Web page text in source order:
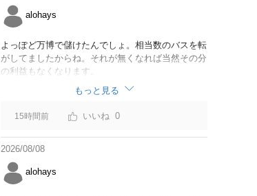
alohays
よっぽど万博で儲けたんでしょ。相当数のバスを転
がしてましたからね。それが無くなれば当然その分
の利益もなくなります。
もっと見る
15時間前 0
2026/08/08
alohays